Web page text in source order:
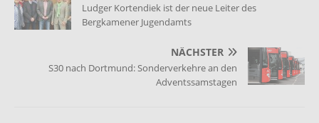
Ludger Kortendiek ist der neue Leiter des
Bergkamener Jugendamts
NÄCHSTER
S30 nach Dortmund: Sonderverkehre an den
Adventssamstagen